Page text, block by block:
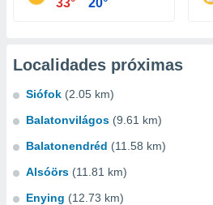
33° 20°
Localidades próximas
Siófok (2.05 km)
Balatonvilágos (9.61 km)
Balatonendréd (11.58 km)
Alsóörs (11.81 km)
Enying (12.73 km)